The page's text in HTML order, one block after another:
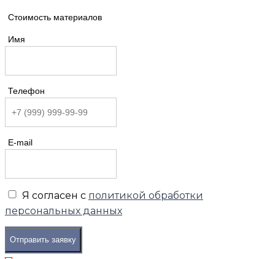
Стоимость материалов
Имя
Телефон
E-mail
Я согласен с политикой обработки
персональных данных
Отправить заявку